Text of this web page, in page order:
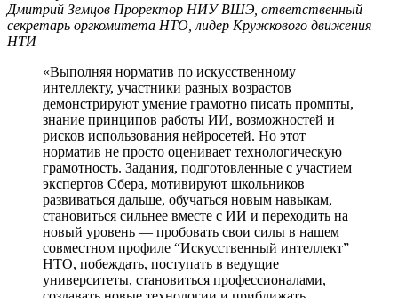
Дмитрий Земцов Проректор НИУ ВШЭ, ответственный
секретарь оргкомитета НТО, лидер Кружкового движения
НТИ
«Выполняя норматив по искусственному
интеллекту, участники разных возрастов
демонстрируют умение грамотно писать промпты,
знание принципов работы ИИ, возможностей и
рисков использования нейросетей. Но этот
норматив не просто оценивает технологическую
грамотность. Задания, подготовленные с участием
экспертов Сбера, мотивируют школьников
развиваться дальше, обучаться новым навыкам,
становиться сильнее вместе с ИИ и переходить на
новый уровень — пробовать свои силы в нашем
совместном профиле “Искусственный интеллект”
НТО, побеждать, поступать в ведущие
университеты, становиться профессионалами,